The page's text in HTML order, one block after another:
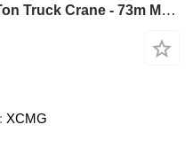
XCMG 2019 XAC220L7 220-Ton Truck Crane - 73m Main Boom & 44m Jib - 20
XCMG